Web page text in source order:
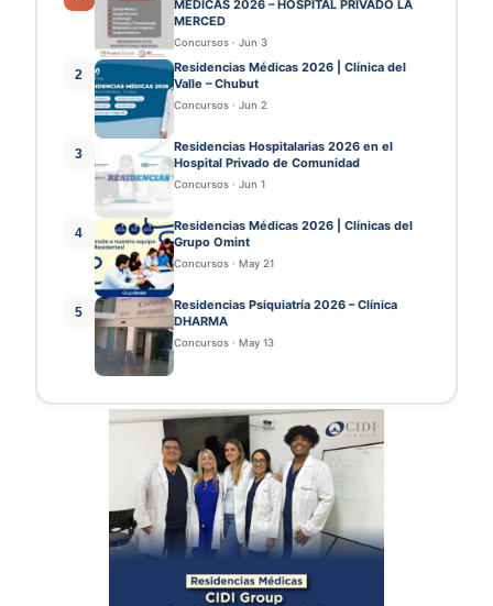
MÉDICAS 2026 – HOSPITAL PRIVADO LA
MERCED
Concursos · Jun 3
2
Residencias Médicas 2026 | Clínica del
Valle – Chubut
Concursos · Jun 2
3
Residencias Hospitalarias 2026 en el
Hospital Privado de Comunidad
Concursos · Jun 1
4
Residencias Médicas 2026 | Clínicas del
Grupo Omint
Concursos · May 21
5
Residencias Psiquiatría 2026 – Clínica
DHARMA
Concursos · May 13